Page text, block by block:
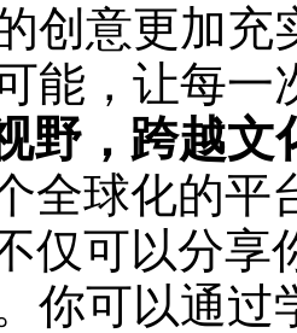
创意更加充
能，让每
野，跨越文
全球化的平
仅可以分享
你可以通过